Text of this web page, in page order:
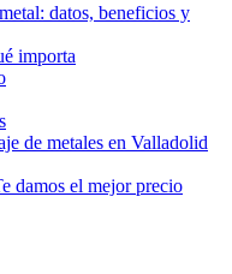
datos, beneficios y
importa
de metales en Valladolid
damos el mejor precio